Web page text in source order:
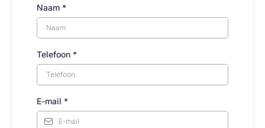
Naam *
Telefoon *
E-mail *